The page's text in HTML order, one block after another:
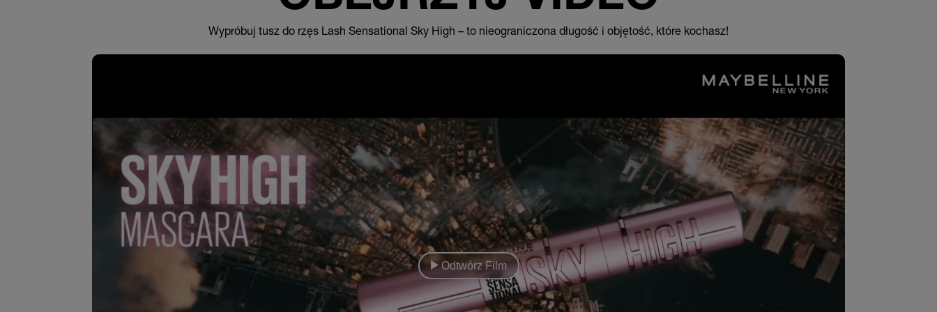
Wypróbuj tusz do rzęs Lash Sensational Sky High – to nieograniczona długość i objętość, które kochasz!
Odtwórz Film